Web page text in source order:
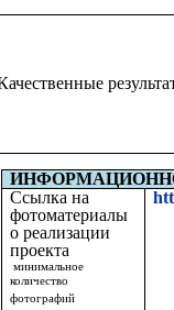
Ссылка на
фотоматериалы
о реализации
проекта
минимальное
количество
фотографий